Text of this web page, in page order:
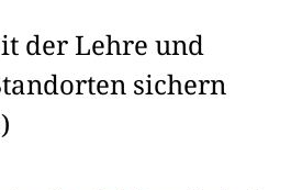
der Lehre und
sichern